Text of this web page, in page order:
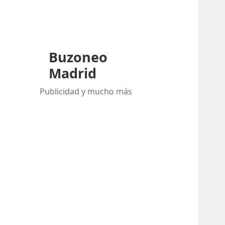
Buzoneo
Madrid
Publicidad y mucho más